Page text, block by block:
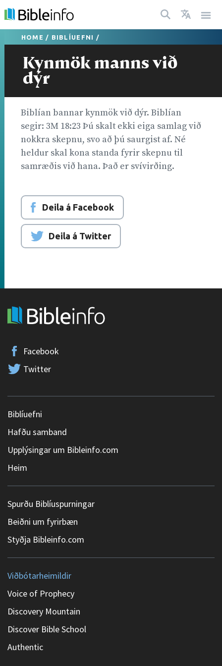
HOME / BIBLÍUEFNI /
Kynmök manns við
dýr
Biblían bannar kynmök við dýr. Biblían
segir: 3M 18:23 Þú skalt ekki eiga samlag við
nokkra skepnu, svo að þú saurgist af. Né
heldur skal kona standa fyrir skepnu til
samræðis við hana. Það er svívirðing.
Deila á Facebook
Deila á Twitter
Facebook
Twitter
Biblíuefni
Hafðu samband
Upplýsingar um Bibleinfo.com
Heim
Spurðu Biblíuspurningar
Beiðni um fyrirbæn
Styðja Bibleinfo.com
Viðbótarheimildir
Voice of Prophecy
Discovery Mountain
Discover Bible School
Authentic